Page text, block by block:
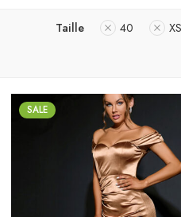
Taille 40 XS
SALE